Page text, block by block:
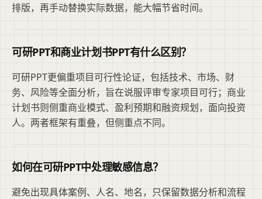
排版，再手动替换实际数据，能大幅节省时间。
可研PPT和商业计划书PPT有什么区别？
可研PPT更偏重项目可行性论证，包括技术、市场、财
务、风险等全面分析，旨在说服评审专家项目可行；商业
计划书则侧重商业模式、盈利预期和融资规划，面向投资
人。两者框架有重叠，但侧重点不同。
如何在可研PPT中处理敏感信息？
避免出现具体案例、人名、地名，只保留数据分析和流程